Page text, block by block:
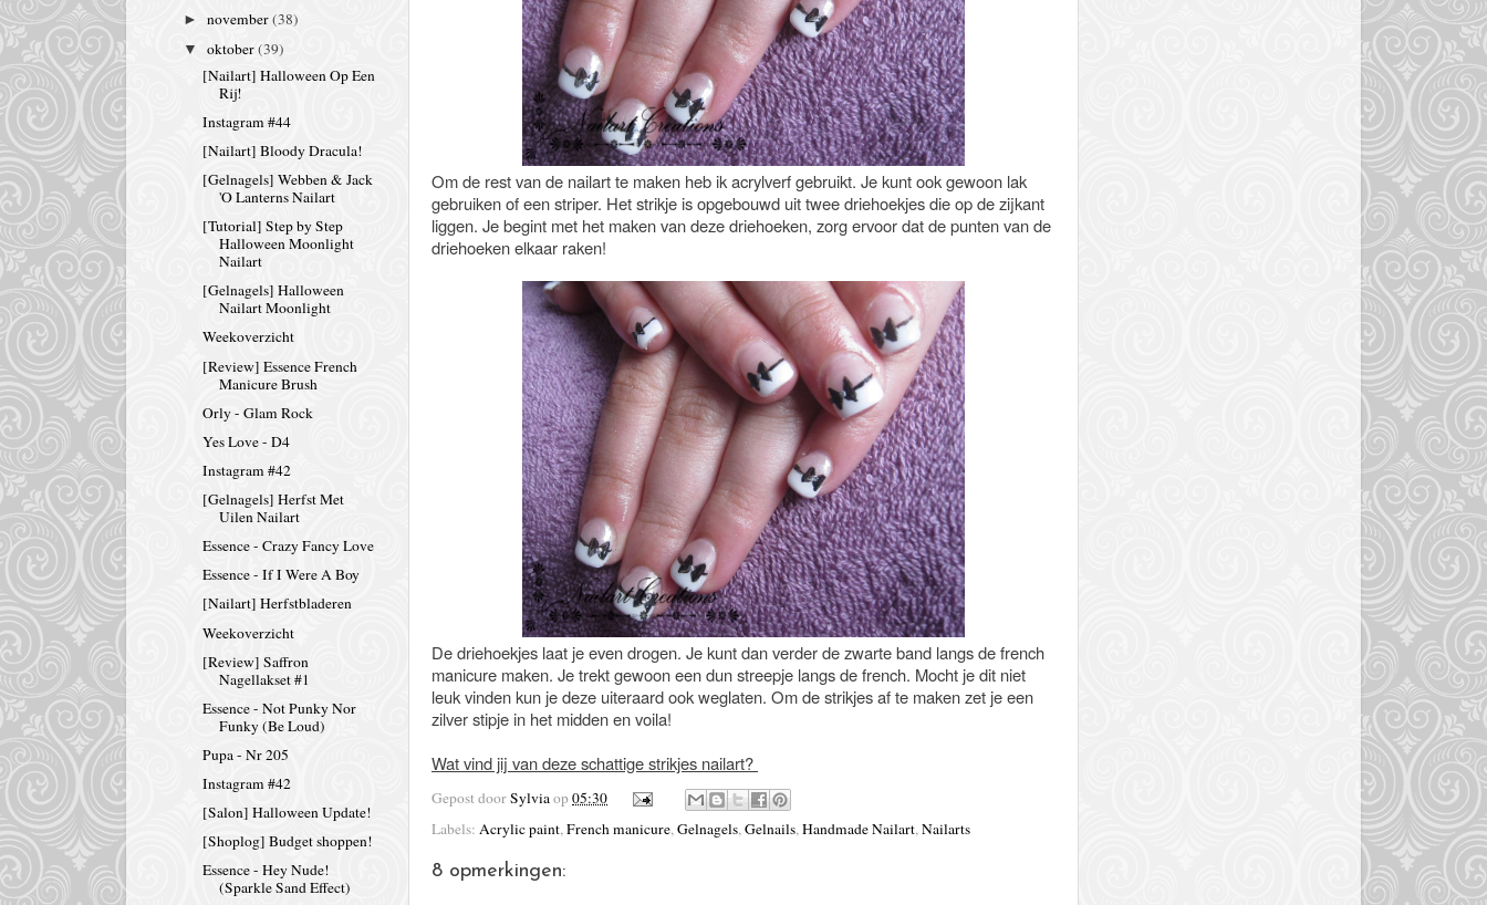
Om de rest van de nailart te maken heb ik acrylverf gebruikt. Je kunt ook gewoon lak
gebruiken of een striper. Het strikje is opgebouwd uit twee driehoekjes die op de zijkant
liggen. Je begint met het maken van deze driehoeken, zorg ervoor dat de punten van de
driehoeken elkaar raken!
De driehoekjes laat je even drogen. Je kunt dan verder de zwarte band langs de french
manicure maken. Je trekt gewoon een dun streepje langs de french. Mocht je dit niet
leuk vinden kun je deze uiteraard ook weglaten. Om de strikjes af te maken zet je een
zilver stipje in het midden en voila!
Wat vind jij van deze schattige strikjes nailart?
Gepost doorSylviaop05:30
Labels: Acrylic paint,French manicure,Gelnagels,Gelnails,Handmade Nailart,Nailarts
8 opmerkingen:
►november(38)
▼oktober(39)
[Nailart] Halloween Op Een
Rij!
Instagram #44
[Nailart] Bloody Dracula!
[Gelnagels] Webben & Jack
'O Lanterns Nailart
[Tutorial] Step by Step
Halloween Moonlight
Nailart
[Gelnagels] Halloween
Nailart Moonlight
Weekoverzicht
[Review] Essence French
Manicure Brush
Orly - Glam Rock
Yes Love - D4
Instagram #42
[Gelnagels] Herfst Met
Uilen Nailart
Essence - Crazy Fancy Love
Essence - If I Were A Boy
[Nailart] Herfstbladeren
Weekoverzicht
[Review] Saffron
Nagellakset #1
Essence - Not Punky Nor
Funky (Be Loud)
Pupa - Nr 205
Instagram #42
[Salon] Halloween Update!
[Shoplog] Budget shoppen!
Essence - Hey Nude!
(Sparkle Sand Effect)